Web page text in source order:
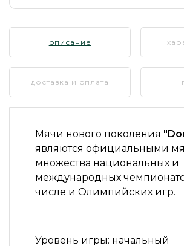
описание
доставка и оплата
Мячи нового поколения
являются официальными
множества национальных и
международных
числе и Олимпийских игр.
Уровень игры: начальный